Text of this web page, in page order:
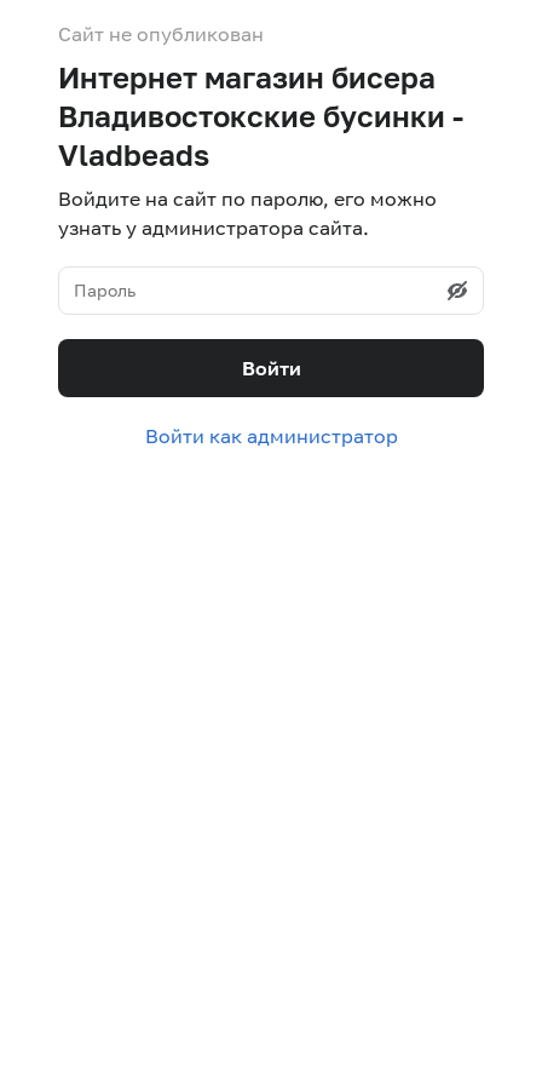
Сайт не опубликован
Интернет магазин бисера
Владивостокские бусинки -
Vladbeads
Войдите на сайт по паролю, его можно
узнать у администратора сайта.
Войти
Войти как администратор